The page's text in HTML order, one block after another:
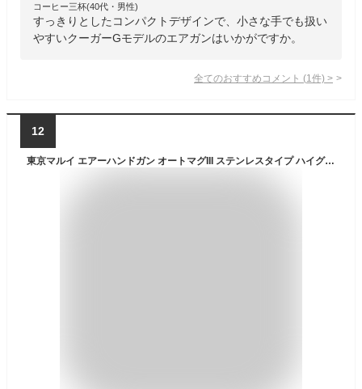
コーヒー三杯(40代・男性)
すっきりとしたコンパクトデザインで、小さな手でも扱い
やすいクーガーGモデルのエアガンはいかがですか。
全てのおすすめコメント (1 件) >
12
東京マルイ エアーハンドガン オートマグIII ステンレスタイプ ハイグレードモデル ホップアップ 10才以上用 エアガン サバゲー